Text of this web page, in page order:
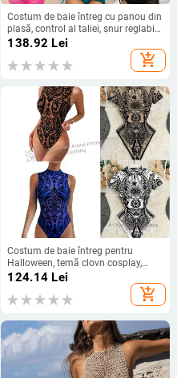
Costum de baie întreg cu panou din
plasă, control al taliei, șnur reglabil
și bureți la bust
138.92 Lei
add_shopping_cart
Costum de baie întreg pentru
Halloween, temă clovn cosplay,
mâneci lungi, imprimeu desen
124.14 Lei
add_shopping_cart